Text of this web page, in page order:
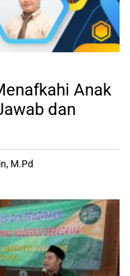
Anak
dan
M.Pd